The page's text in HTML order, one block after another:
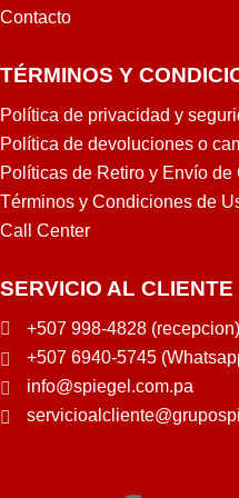
Contacto
TÉRMINOS Y
Política de privacidad y
Política de devoluciones o
Políticas de Retiro y Envío de
Términos y Condiciones de
Call Center
SERVICIO AL CLIENTE
+507 998-4828 (recepcion)
+507 6940-5745
info@spiegel.com.pa